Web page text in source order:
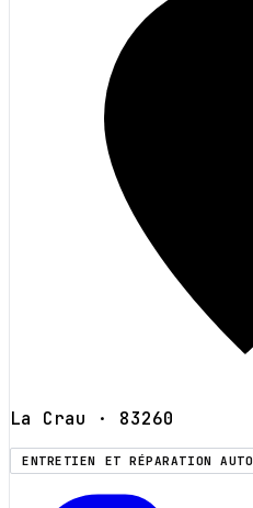
La Crau · 83260
ENTRETIEN ET RÉPARATION AUTO